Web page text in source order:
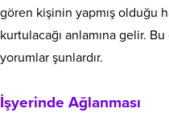
gören kişinin yapmış olduğu
kurtulacağı anlamına gelir.
yorumlar şunlardır.
İşyerinde Ağlanması